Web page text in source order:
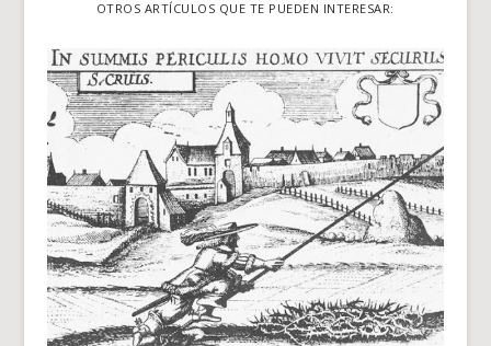
OTROS ARTÍCULOS QUE TE PUEDEN INTERESAR: